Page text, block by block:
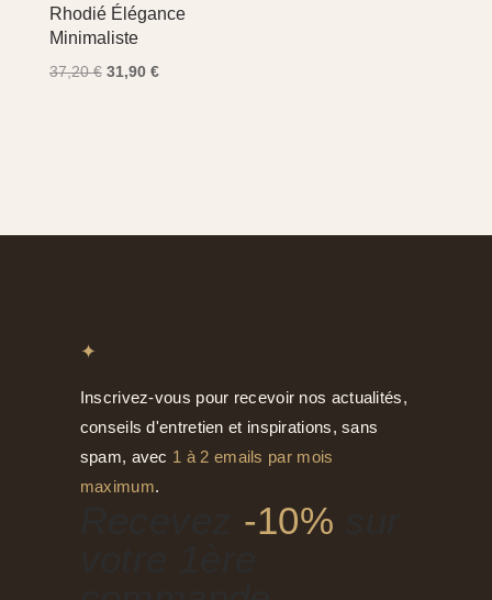
Rhodié Élégance
Minimaliste
37,20€ Le
31,90 €Le
✦
Inscrivez-vous pour recevoir nos actualités,
conseils d'entretien et inspirations, sans
spam, avec 1 à 2 emails par mois
maximum.
-10%